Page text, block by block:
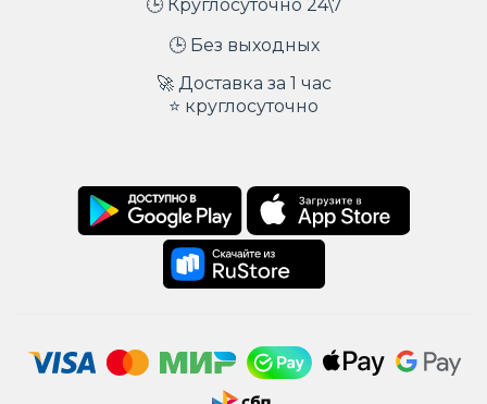
🕒 Круглосуточно 24\7
🕒 Без выходных
🚀 Доставка за 1 час
⭐ круглосуточно